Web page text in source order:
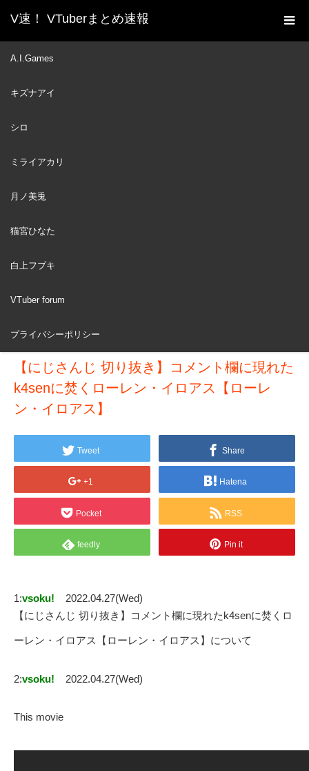
V速！ VTuberまとめ速報
A.I.Games
キズナアイ
シロ
ミライアカリ
月ノ美兎
猫宮ひなた
白上フブキ
VTuber forum
プライバシーポリシー
ホーム
新着動画一覧
ン・イロアス】
APR
【にじさんじ 切り抜き】コメント欄に現れた
k4senに焚くローレン・イロアス【ローレ
ン・イロアス】
Tweet Share
+1 Hatena
Pocket RSS
feedly Pin it
1:vsoku!
2022.04.27(Wed)
【にじさんじ 切り抜き】コメント欄に現れたk4senに焚くロ
ーレン・イロアス【ローレン・イロアス】について
2:vsoku! 2022.04.27(Wed)
This movie